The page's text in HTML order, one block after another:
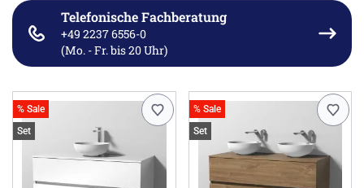
Telefonische Fachberatung
+49 2237 6556-0
(Mo. - Fr. bis 20 Uhr)
% Sale
Set
% Sale
Set